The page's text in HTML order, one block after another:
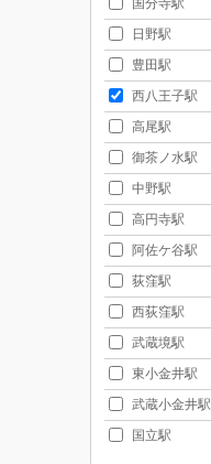
国分寺駅
日野駅
豊田駅
西八王子駅
高尾駅
御茶ノ水駅
中野駅
高円寺駅
阿佐ケ谷駅
荻窪駅
西荻窪駅
武蔵境駅
東小金井駅
武蔵小金井駅
国立駅